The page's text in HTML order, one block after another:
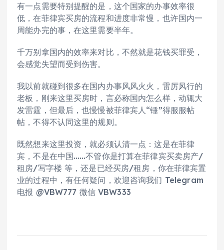
有一点需要特别提醒的是，这个国家的办事效率很
低，在菲律宾买房的流程和进度非常慢，也许国内一
周能办完的事，在这里需要半年。
千万别拿国内的效率来对比，不然就是花钱买罪受，
会感觉失望而受到伤害。
我以前就碰到很多在国内办事风风火火，雷厉风行的
老板，刚来这里买房时，言必称国内怎么样，动辄大
发雷霆，但最后，也慢慢被菲律宾人“锤”得服服帖
帖，不得不认同这里的规则。
既然想来这里投资，就必须认清一点：这是在菲律
宾，不是在中国……不管你是打算在菲律宾买卖房产/
租房/写字楼 等，还是已经买房/租房，你在菲律宾置
业的过程中，有任何疑问，欢迎咨询我们 Telegram
电报 @VBW777 微信 VBW333